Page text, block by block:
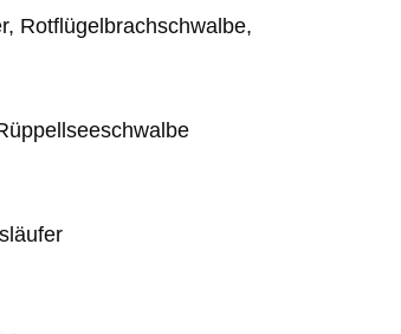
Rotflügelbrachschwalbe,